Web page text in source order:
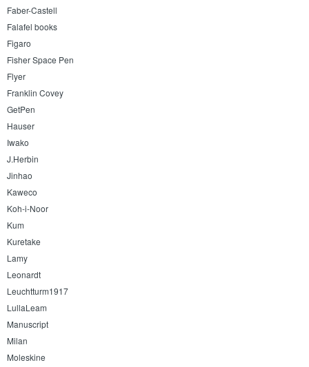
Faber-Castell
Falafel books
Figaro
Fisher Space Pen
Flyer
Franklin Covey
GetPen
Hauser
Iwako
J.Herbin
Jinhao
Kaweco
Koh-i-Noor
Kum
Kuretake
Lamy
Leonardt
Leuchtturm1917
LullaLeam
Manuscript
Milan
Moleskine